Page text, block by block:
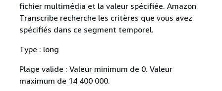
fichier multimédia et la valeur spécifiée. Amazon
Transcribe recherche les critères que vous avez
spécifiés dans ce segment temporel.
Type : long
Plage valide : Valeur minimum de 0. Valeur
maximum de 14 400 000.